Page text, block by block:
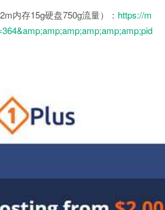
内存15g硬盘750g流量）： https://m